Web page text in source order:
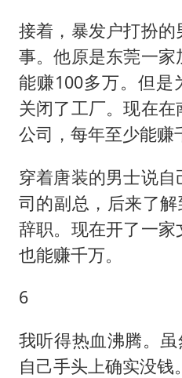
接着，暴发户打扮
事。他原是东莞一
能赚100多万。但是
关闭了工厂。现在
公司，每年至少能赚
穿着唐装的男士说
司的副总，后来了
辞职。现在开了一
也能赚千万。
6
我听得热血沸腾。虽
自己手头上确实没钱。